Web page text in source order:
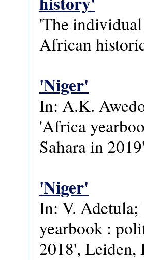
'The
African
'Niger'
In: A.K.
'Africa
Sahara in
'Niger'
In: V.
yearbook :
2018',